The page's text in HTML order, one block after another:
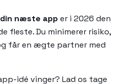
næste app er i 2026 den
fleste. Du minimerer risiko,
får en ægte partner med
idé vinger? Lad os tage